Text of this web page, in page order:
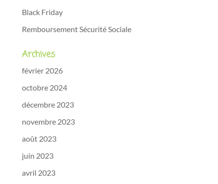
Black Friday
Remboursement Sécurité Sociale
Archives
février 2026
octobre 2024
décembre 2023
novembre 2023
août 2023
juin 2023
avril 2023